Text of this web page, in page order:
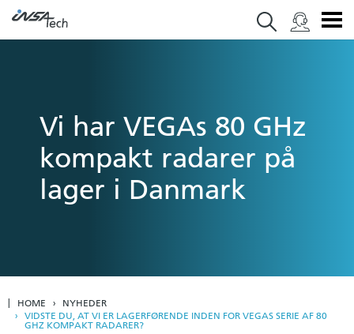
Vi har VEGAs 80 GHz
kompakt radarer på
lager i Danmark
HOME
NYHEDER
VIDSTE DU, AT VI ER LAGERFØRENDE INDEN FOR VEGAS SERIE AF 80
GHZ KOMPAKT RADARER?